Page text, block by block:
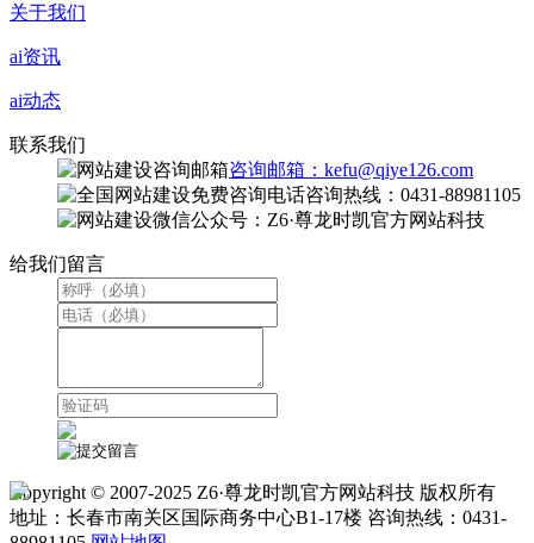
关于我们
ai资讯
ai动态
联系我们
咨询邮箱：kefu@qiye126.com
咨询热线：0431-88981105
微信公众号：Z6·尊龙时凯官方网站科技
给我们留言
Copyright © 2007-2025 Z6·尊龙时凯官方网站科技 版权所有
地址：长春市南关区国际商务中心B1-17楼 咨询热线：0431-